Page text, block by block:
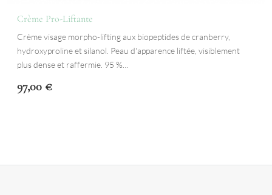
Crème Pro-Liftante
Crème visage morpho-lifting aux biopeptides de cranberry,
hydroxyproline et silanol. Peau d'apparence liftée, visiblement
plus dense et raffermie. 95 %…
97,00 €